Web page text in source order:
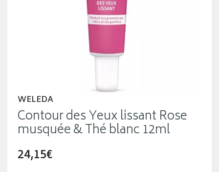
WELEDA
Contour des Yeux lissant Rose
musquée & Thé blanc 12ml
24,15€